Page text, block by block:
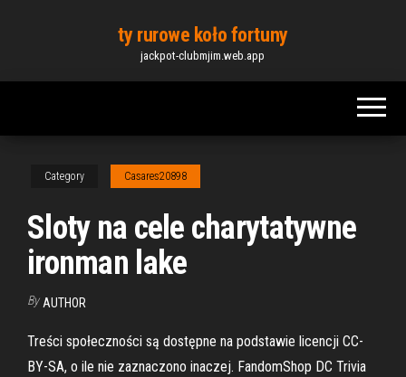
content
ty rurowe koło fortuny
jackpot-clubmjim.web.app
Category Casares20898
Sloty na cele charytatywne
ironman lake
By AUTHOR
Treści społeczności są dostępne na podstawie licencji CC-
BY-SA, o ile nie zaznaczono inaczej. FandomShop DC Trivia